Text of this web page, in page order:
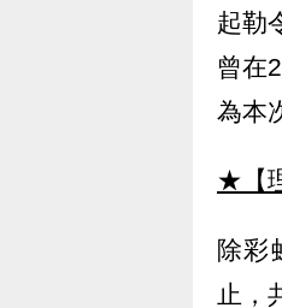
起勒
曾在
為本
★【
除彩
止，